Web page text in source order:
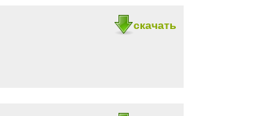
скачать